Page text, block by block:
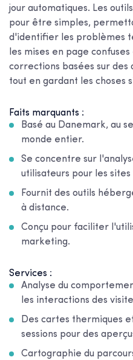
jour automatiques. Les
pour être simples,
d'identifier les problèmes
les mises en page
corrections basées sur
tout en gardant les choses
Faits marquants :
Basé au Danemark, au
monde entier.
Se concentre sur
utilisateurs pour les sites
Fournit des outils
à distance.
Conçu pour faciliter
marketing.
Services :
Analyse du
les interactions des
Des cartes thermiques
sessions pour des
Cartographie du